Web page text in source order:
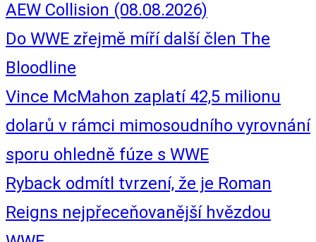
AEW Collision (08.08.2026)
Do WWE zřejmě míří další člen The
Bloodline
Vince McMahon zaplatí 42,5 milionu
dolarů v rámci mimosoudního vyrovnání
sporu ohledně fúze s WWE
Ryback odmítl tvrzení, že je Roman
Reigns nejpřeceňovanější hvězdou